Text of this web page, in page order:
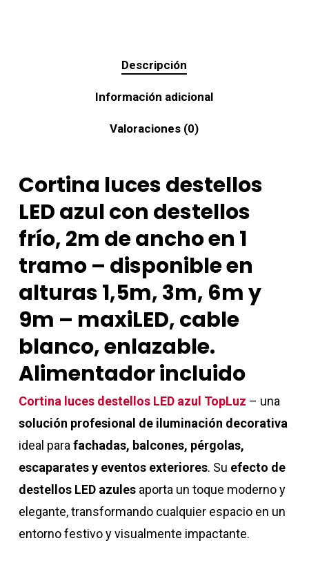
Descripción
Información adicional
Valoraciones (0)
Cortina luces destellos
LED azul con destellos
frío, 2m de ancho en 1
tramo – disponible en
alturas 1,5m, 3m, 6m y
9m – maxiLED, cable
blanco, enlazable.
Alimentador incluido
Cortina luces destellos LED azul TopLuz – una
solución profesional de iluminación decorativa
ideal para fachadas, balcones, pérgolas,
escaparates y eventos exteriores. Su efecto de
destellos LED azulesaporta un toque moderno y
elegante, transformando cualquier espacio en un
entorno festivo y visualmente impactante.